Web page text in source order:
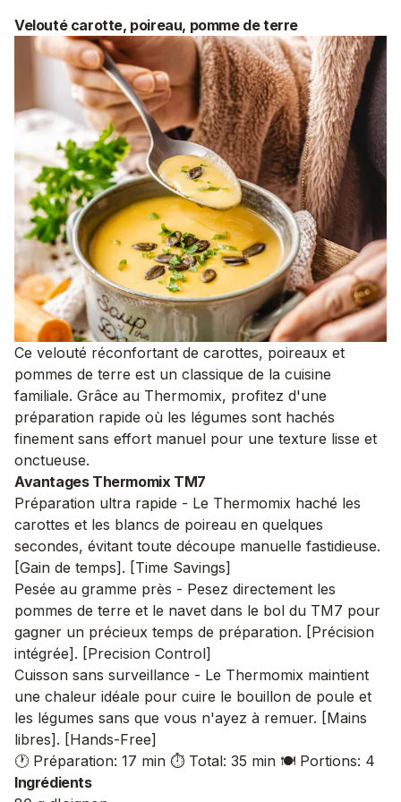
Velouté carotte, poireau, pomme de terre
Ce velouté réconfortant de carottes, poireaux et
pommes de terre est un classique de la cuisine
familiale. Grâce au Thermomix, profitez d'une
préparation rapide où les légumes sont hachés
finement sans effort manuel pour une texture lisse et
onctueuse.
Avantages Thermomix TM7
Préparation ultra rapide - Le Thermomix haché les
carottes et les blancs de poireau en quelques
secondes, évitant toute découpe manuelle fastidieuse.
[Gain de temps]. [Time Savings]
Pesée au gramme près - Pesez directement les
pommes de terre et le navet dans le bol du TM7 pour
gagner un précieux temps de préparation. [Précision
intégrée]. [Precision Control]
Cuisson sans surveillance - Le Thermomix maintient
une chaleur idéale pour cuire le bouillon de poule et
les légumes sans que vous n'ayez à remuer. [Mains
libres]. [Hands-Free]
🕐 Préparation: 17 min ⏱️ Total: 35 min 🍽️ Portions: 4
Ingrédients